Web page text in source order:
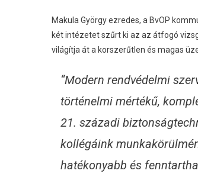
Makula György ezredes, a BvOP
két intézetet szűrt ki az az átfogó
világítja át a korszerűtlen és magas
“Modern rendvédelmi
történelmi mértékű,
21. századi
kollégáink
hatékonyabb és